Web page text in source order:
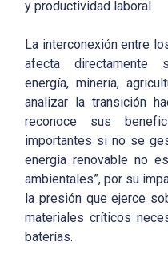
y productividad laboral.
La interconexión entre
afecta directamente
energía, minería,
analizar la transición
reconoce sus
importantes si no se
energía renovable no
ambientales”, por su
la presión que ejerce
materiales críticos
baterías.